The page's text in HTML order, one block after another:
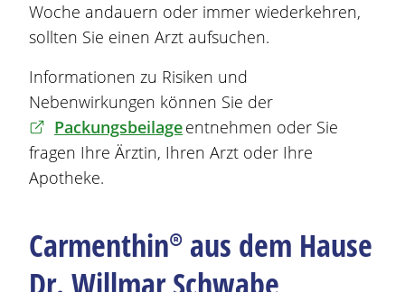
Woche andauern oder immer wiederkehren,
sollten Sie einen Arzt aufsuchen.
Informationen zu Risiken und
Nebenwirkungen können Sie der
Packungsbeilageentnehmen oder Sie
fragen Ihre Ärztin, Ihren Arzt oder Ihre
Apotheke.
Carmenthin®aus dem Hause